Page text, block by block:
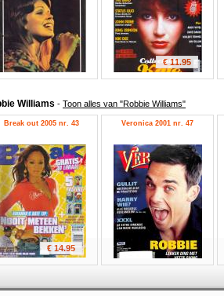
€ 11.95
Williams - Toon alles van "Robbie Williams"
Break out 2005 nr. 43
€ 14.95
Veronica 2001 nr. 47